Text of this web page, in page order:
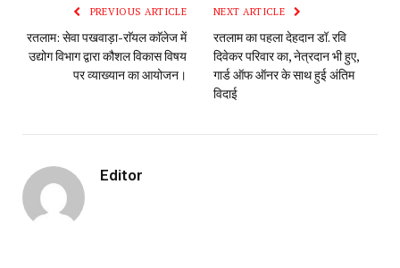
PREVIOUS ARTICLE
रतलाम: सेवा पखवाड़ा-राॅयल काॅलेज में
उद्योग विभाग द्वारा कौशल विकास विषय
पर व्याख्यान का आयोजन।
NEXT ARTICLE
रतलाम का पहला देहदान डॉ. रवि
दिवेकर परिवार का, नेत्रदान भी हुए,
गार्ड ऑफ ऑनर के साथ हुई अंतिम
विदाई
Editor